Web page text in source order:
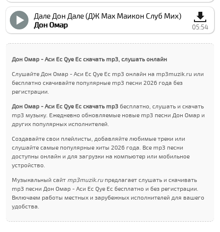
Дале Дон Дале (ДЖ Маx Маикон Cлуб Миx)
Дон Омар
05:54
Дон Омар - Аси Ес Qуе Ес скачать mp3, слушать онлайн
Слушайте Дон Омар - Аси Ес Qуе Ес mp3 онлайн на mp3muzik.ru или
бесплатно скачивайте популярные mp3 песни 2026 года без
регистрации.
Дон Омар - Аси Ес Qуе Ес скачать mp3 бесплатно, слушать и скачать
mp3 музыку. Ежедневно обновляемые новые mp3 песни Дон Омар и
других популярных исполнителей.
Создавайте свои плейлисты, добавляйте любимые треки или
слушайте самые популярные хиты 2026 года. Все mp3 песни
доступны онлайн и для загрузки на компьютер или мобильное
устройство.
Музыкальный сайт mp3muzik.ruпредлагает слушать и скачивать
mp3 песни Дон Омар - Аси Ес Qуе Ес бесплатно и без регистрации.
Включаем работы местных и зарубежных исполнителей для вашего
удобства.